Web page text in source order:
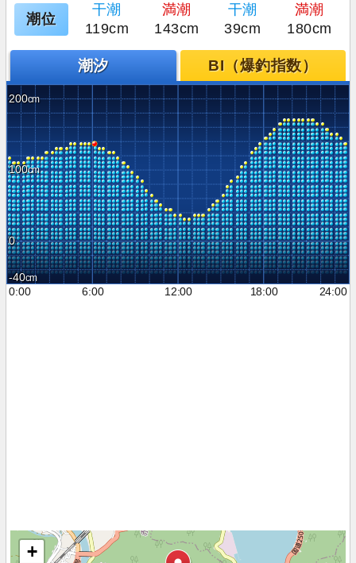
潮位
干潮 満潮 干潮
満潮
119cm
143cm 39cm 180cm
潮汐 BI（爆釣指数）
200
100
0
-40
0:00
6:00 12:00 18:00 24:00
+